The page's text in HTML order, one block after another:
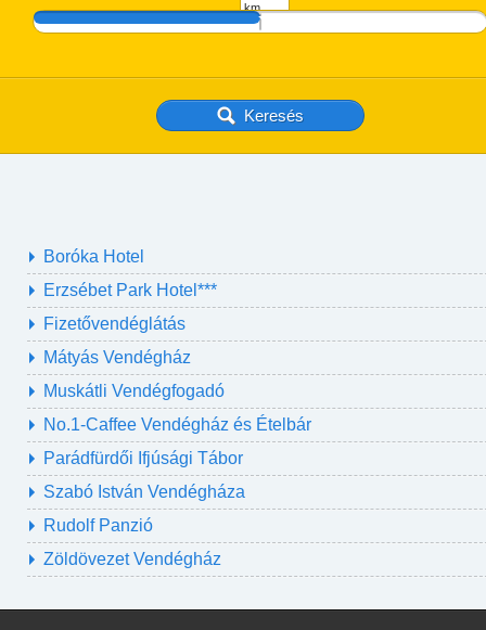
km
Boróka Hotel
Erzsébet Park Hotel***
Fizetővendéglátás
Mátyás Vendégház
Muskátli Vendégfogadó
No.1-Caffee Vendégház és Ételbár
Parádfürdői Ifjúsági Tábor
Szabó István Vendégháza
Rudolf Panzió
Zöldövezet Vendégház